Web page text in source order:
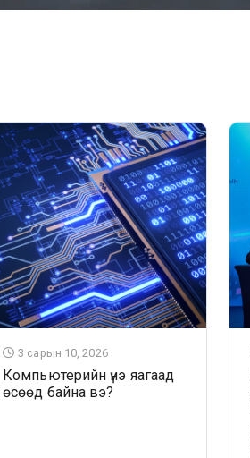
3 сарын 10, 2026
Компьютерийн үнэ яагаад
өсөөд байна вэ?